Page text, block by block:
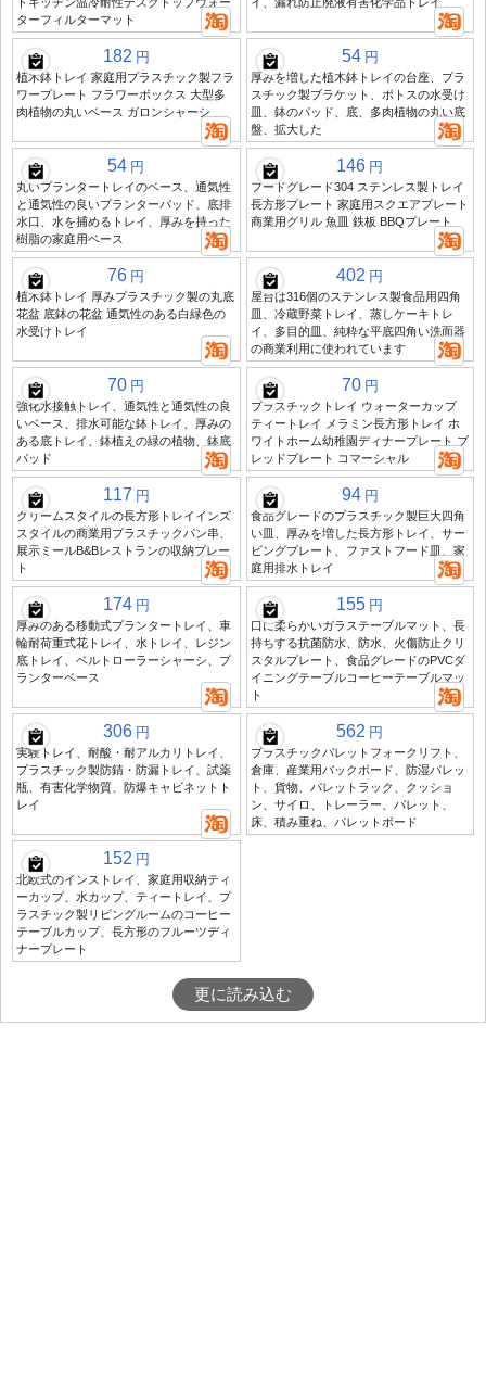
ターフィルターマット
182 円
植木鉢トレイ 家庭用プラスチック製フラ
ワープレート フラワーボックス 大型多
肉植物の丸いベース ガロンシャーシ
54 円
厚みを増した植木鉢トレイの台座、プラ
スチック製ブラケット、ポトスの水受け
皿、鉢のパッド、底、多肉植物の丸い底
盤、拡大した
54 円
丸いプランタートレイのベース、通気性
と通気性の良いプランターパッド、底排
水口、水を捕めるトレイ、厚みを持った
樹脂の家庭用ベース
146 円
フードグレード304 ステンレス製トレイ
長方形プレート 家庭用スクエアプレート
商業用グリル 魚皿 鉄板 BBQプレート
76 円
植木鉢トレイ 厚みプラスチック製の丸底
花盆 底鉢の花盆 通気性のある白緑色の
水受けトレイ
402 円
屋台は316個のステンレス製食品用四角
皿、冷蔵野菜トレイ、蒸しケーキトレ
イ、多目的皿、純粋な平底四角い洗面器
の商業利用に使われています
70 円
強化水接触トレイ、通気性と通気性の良
いベース、排水可能な鉢トレイ、厚みの
ある底トレイ、鉢植えの緑の植物、鉢底
パッド
70 円
プラスチックトレイ ウォーターカップ
ティートレイ メラミン長方形トレイ ホ
ワイトホーム幼稚園ディナープレート ブ
レッドプレート コマーシャル
117 円
クリームスタイルの長方形トレイインズ
スタイルの商業用プラスチックパン串、
展示ミールB&Bレストランの収納プレー
ト
94 円
食品グレードのプラスチック製巨大四角
い皿、厚みを増した長方形トレイ、サー
ビングプレート、ファストフード皿、家
庭用排水トレイ
174 円
厚みのある移動式プランタートレイ、車
輪耐荷重式花トレイ、水トレイ、レジン
底トレイ、ベルトローラーシャーシ、プ
ランターベース
155 円
口に柔らかいガラステーブルマット、長
持ちする抗菌防水、防水、火傷防止クリ
スタルプレート、食品グレードのPVCダ
イニングテーブルコーヒーテーブルマッ
ト
306 円
実験トレイ、耐酸・耐アルカリトレイ、
プラスチック製防錆・防漏トレイ、試薬
瓶、有害化学物質、防爆キャビネットト
レイ
562 円
プラスチックパレットフォークリフト、
倉庫、産業用バックボード、防湿パレッ
ト、貨物、パレットラック、クッショ
ン、サイロ、トレーラー、パレット、
床、積み重ね、パレットボード
152 円
北欧式のインストレイ、家庭用収納ティ
ーカップ、水カップ、ティートレイ、プ
ラスチック製リビングルームのコーヒー
テーブルカップ、長方形のフルーツディ
ナープレート
更に読み込む